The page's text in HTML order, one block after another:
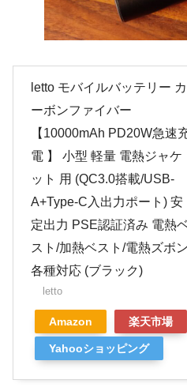
letto モバイルバッテリー カ
ーボンファイバー
【10000mAh PD20W急速
電 】 小型 軽量 電熱ジャケ
ット 用 (QC3.0搭載/USB-
A+Type-C入出力ポート) 安
定出力 PSE認証済み 電熱
スト/加熱ベスト/電熱ズボン
各種対応 (ブラック)
letto
Amazon 楽天市場
Yahooショッピング